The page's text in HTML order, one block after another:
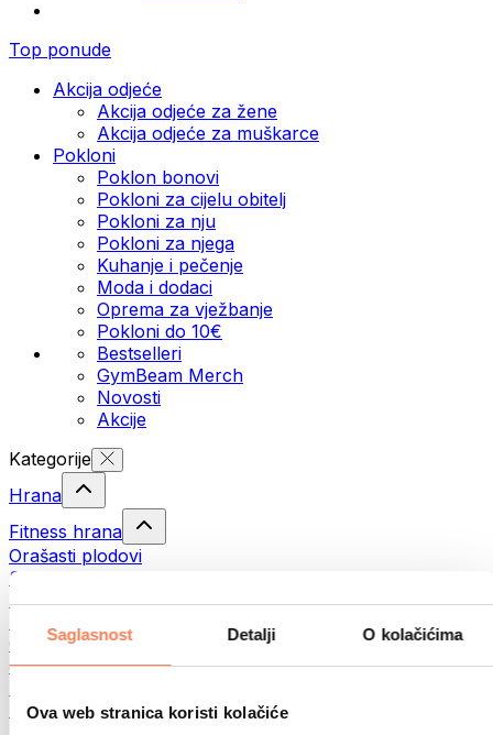
Saglasnost Detalji O kolačićima
Ova web stranica koristi kolačiće
Top ponude
Akcija odjeće
Akcija odjeće za žene
Akcija odjeće za muškarce
Pokloni
Poklon bonovi
Pokloni za cijelu obitelj
Pokloni za nju
Pokloni za njega
Kuhanje i pečenje
Moda i dodaci
Oprema za vježbanje
Pokloni do 10€
Bestselleri
GymBeam Merch
Novosti
Akcije
Kategorije
Hrana
Fitness hrana
Orašasti plodovi
Sjemenke
Namazi i paste
Gotovi obroci
Jaja
Meso